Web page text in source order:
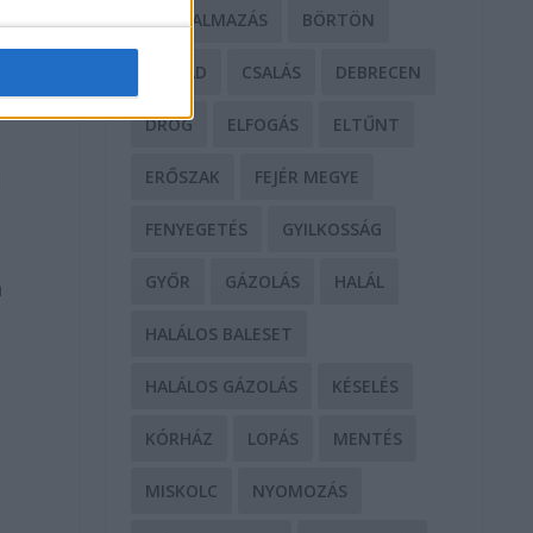
BÁNTALMAZÁS BÖRTÖN
CSALÁD CSALÁS DEBRECEN
DROG ELFOGÁS ELTŰNT
ERŐSZAK FEJÉR MEGYE
FENYEGETÉS GYILKOSSÁG
GYŐR GÁZOLÁS HALÁL
HALÁLOS BALESET
HALÁLOS GÁZOLÁS KÉSELÉS
KÓRHÁZ LOPÁS MENTÉS
MISKOLC NYOMOZÁS